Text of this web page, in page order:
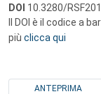
DOI 10.3280/
Il DOI è il codice a
più clicca qui
ANTEPRIMA